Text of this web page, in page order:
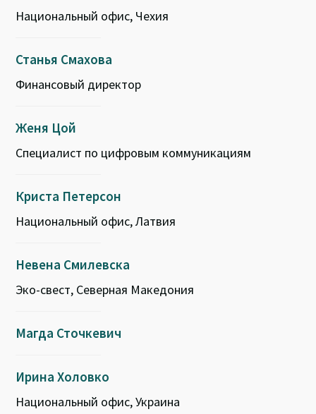
Национальный офис, Чехия
Станья Смахова
Финансовый директор
Женя Цой
Специалист по цифровым коммуникациям
Криста Петерсон
Национальный офис, Латвия
Невена Смилевска
Эко-свест, Северная Македония
Магда Сточкевич
Ирина Холовко
Национальный офис, Украина